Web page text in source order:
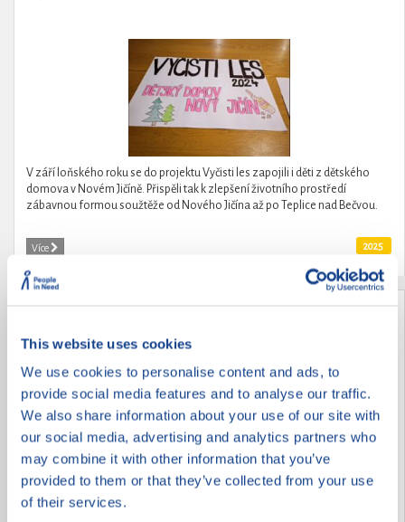
This website uses cookies
We use cookies to personalise content and ads, to
provide social media features and to analyse our traffic.
We also share information about your use of our site with
our social media, advertising and analytics partners who
may combine it with other information that you’ve
provided to them or that they’ve collected from your use
of their services.
V září loňského roku se do projektu Vyčisti les zapojili i děti z dětského
domova v Novém Jičíně. Přispěli tak k zlepšení životního prostředí
zábavnou formou soužtěže od Nového Jičína až po Teplice nad Bečvou.
Více 2025